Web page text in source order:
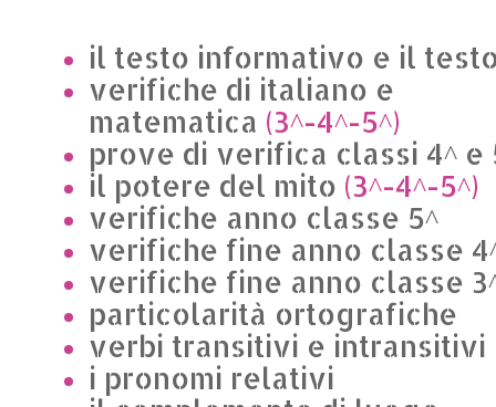
il testo informativo e il
verifiche di italiano e
matematica (3^-4^-5^)
prove di verifica classi 4^ e
il potere del mito (3^-4^-5^)
verifiche anno classe 5^
verifiche fine anno classe
verifiche fine anno classe
particolarità ortografiche
verbi transitivi e intransitivi
i pronomi relativi